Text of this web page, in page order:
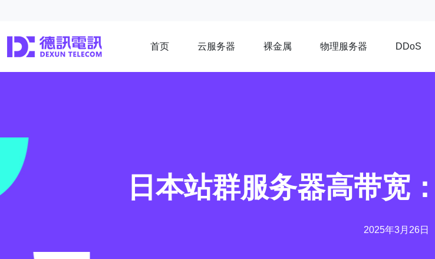
首页 云服务器 裸金属 物理服务器 DDoS
日本站群服务器高带宽
2025年3月26日